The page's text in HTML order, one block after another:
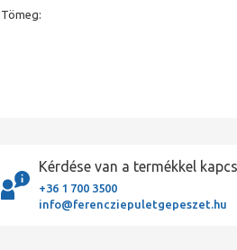
Tömeg:
Kérdése van a termékkel
+36 1 700 3500
info@ferencziepuletgepeszet.hu